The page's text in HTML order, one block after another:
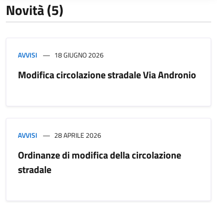
Novità (5)
AVVISI 18 GIUGNO 2026
Modifica circolazione stradale Via Andronio
AVVISI 28 APRILE 2026
Ordinanze di modifica della circolazione
stradale